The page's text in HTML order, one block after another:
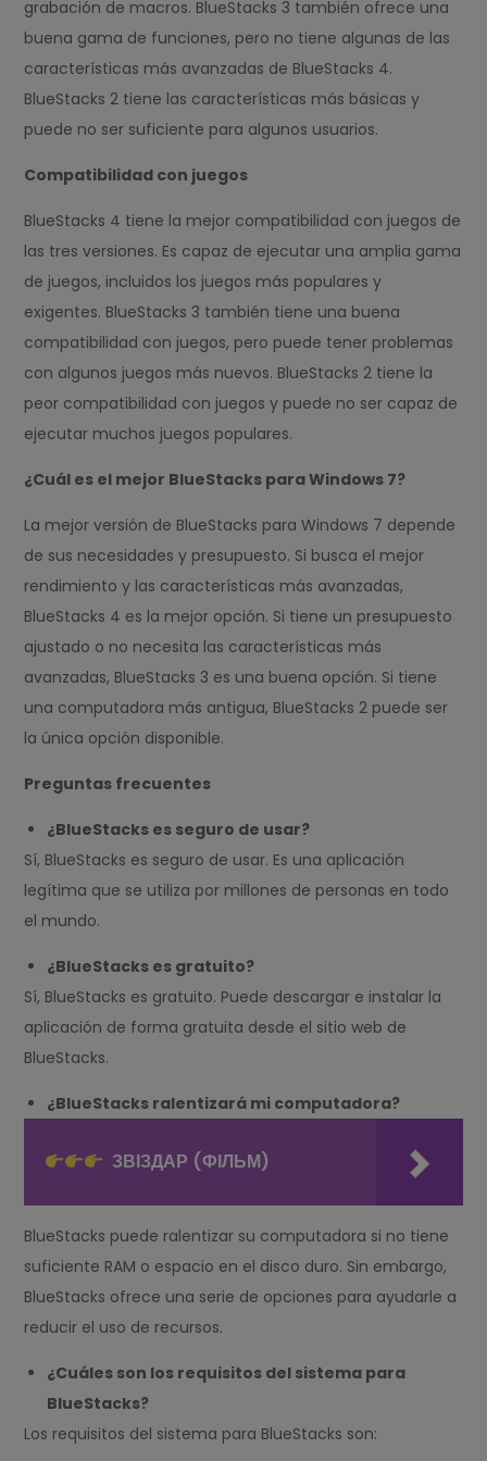
grabación de macros. BlueStacks 3 también ofrece una
buena gama de funciones, pero no tiene algunas de las
características más avanzadas de BlueStacks 4.
BlueStacks 2 tiene las características más básicas y
puede no ser suficiente para algunos usuarios.
Compatibilidad con juegos
BlueStacks 4 tiene la mejor compatibilidad con juegos de
las tres versiones. Es capaz de ejecutar una amplia gama
de juegos, incluidos los juegos más populares y
exigentes. BlueStacks 3 también tiene una buena
compatibilidad con juegos, pero puede tener problemas
con algunos juegos más nuevos. BlueStacks 2 tiene la
peor compatibilidad con juegos y puede no ser capaz de
ejecutar muchos juegos populares.
¿Cuál es el mejor BlueStacks para Windows 7?
La mejor versión de BlueStacks para Windows 7 depende
de sus necesidades y presupuesto. Si busca el mejor
rendimiento y las características más avanzadas,
BlueStacks 4 es la mejor opción. Si tiene un presupuesto
ajustado o no necesita las características más
avanzadas, BlueStacks 3 es una buena opción. Si tiene
una computadora más antigua, BlueStacks 2 puede ser
la única opción disponible.
Preguntas frecuentes
¿BlueStacks es seguro de usar?
Sí, BlueStacks es seguro de usar. Es una aplicación
legítima que se utiliza por millones de personas en todo
el mundo.
¿BlueStacks es gratuito?
Sí, BlueStacks es gratuito. Puede descargar e instalar la
aplicación de forma gratuita desde el sitio web de
BlueStacks.
¿BlueStacks ralentizará mi computadora?
ЗВІЗДАР (ФІЛЬМ)
BlueStacks puede ralentizar su computadora si no tiene
suficiente RAM o espacio en el disco duro. Sin embargo,
BlueStacks ofrece una serie de opciones para ayudarle a
reducir el uso de recursos.
¿Cuáles son los requisitos del sistema para
BlueStacks?
Los requisitos del sistema para BlueStacks son: